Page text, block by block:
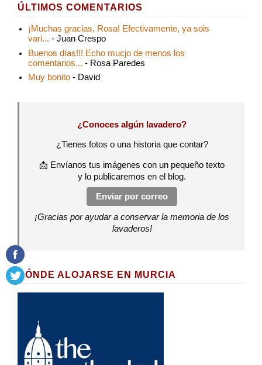
ÚLTIMOS COMENTARIOS
¡Muchas gracias, Rosa! Efectivamente, ya sois
vari... - Juan Crespo
Buenos días!!! Echo mucjo de menos los
comentarios... - Rosa Paredes
Muy bonito - David
¿Conoces algún lavadero?
¿Tienes fotos o una historia que contar?
📩 Envíanos tus imágenes con un pequeño texto
y lo publicaremos en el blog.
Enviar por correo
¡Gracias por ayudar a conservar la memoria de los
lavaderos!
DÓNDE ALOJARSE EN MURCIA